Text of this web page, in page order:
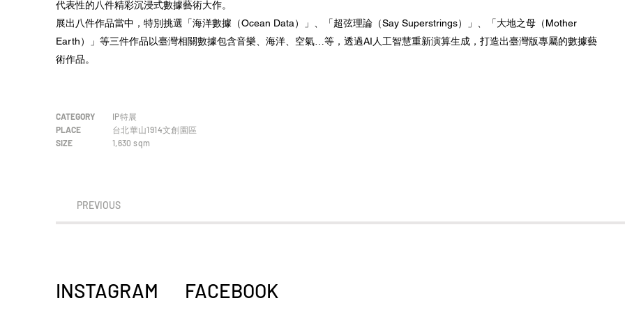
代表性的八件精彩沉浸式數據藝術大作。
展出八件作品當中，特別挑選「海洋數據（Ocean Data）」、「超弦理論（Say Superstrings）」、「大地之母（Mother
Earth）」等三件作品以臺灣相關數據包含音樂、海洋、空氣…等，透過AI人工智慧重新演算生成，打造出臺灣版專屬的數據藝
術作品。
CATEGORY
PLACE
SIZE
IP特展
台北華山1914文創園區
1,630sqm
PREVIOUS
INSTAGRAM FACEBOOK